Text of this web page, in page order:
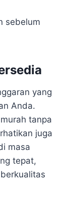
sebelum
yang
Anda.
tanpa
juga
masa
tepat,